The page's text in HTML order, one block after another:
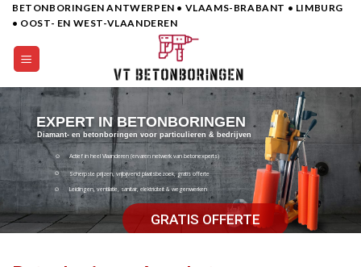
Skip
content
BETONBORINGEN ANTWERPEN • VLAAMS-BRABANT • LIMBURG
• OOST- EN WEST-VLAANDEREN
EXPERT IN BETONBORINGEN
Diamant- en betonboringen voor particulieren & bedrijven
Actief in heel Vlaanderen (ervaren netwerk van betonexperts)
Scherpste prijzen, vrijbijvend plaatsbezoek, gratis offerte
Leidingen, ventilatie, sanitair, elektriciteit & wegenwerken
GRATIS OFFERTE